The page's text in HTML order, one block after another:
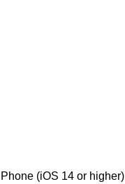
(iOS 14 or higher)